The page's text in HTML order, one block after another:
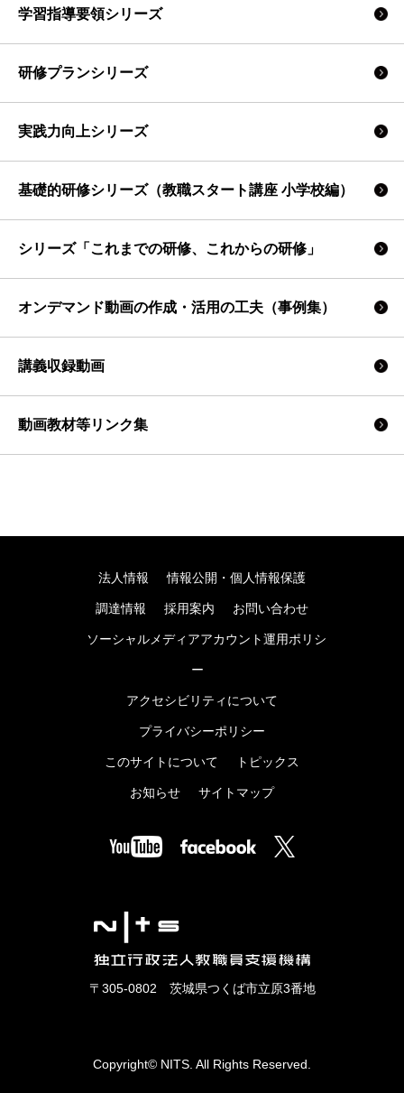
学習指導要領シリーズ
研修プランシリーズ
実践力向上シリーズ
基礎的研修シリーズ（教職スタート講座 小学校編）
シリーズ「これまでの研修、これからの研修」
オンデマンド動画の作成・活用の工夫（事例集）
講義収録動画
動画教材等リンク集
〒305-0802 茨城県つくば市立原3番地
法人情報 情報公開・個人情報保護
調達情報 採用案内 お問い合わせ
ソーシャルメディアアカウント運用ポリシ
ー
アクセシビリティについて
プライバシーポリシー
このサイトについて トピックス
お知らせ サイトマップ
Copyright© NITS. All Rights Reserved.